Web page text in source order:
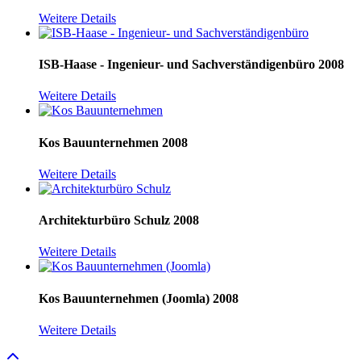
Weitere Details
ISB-Haase - Ingenieur- und Sachverständigenbüro 2008
Weitere Details
Kos Bauunternehmen 2008
Weitere Details
Architekturbüro Schulz 2008
Weitere Details
Kos Bauunternehmen (Joomla) 2008
Weitere Details